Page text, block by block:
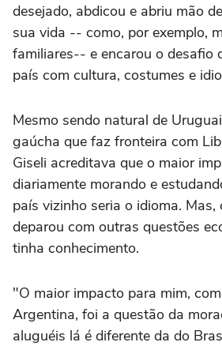
desejado, abdicou e abriu mão
sua vida -- como, por exemplo,
familiares-- e encarou o desafio
país com cultura, costumes e
Mesmo sendo natural de
gaúcha que faz fronteira com
Giseli acreditava que o maior
diariamente morando e
país vizinho seria o idioma. Mas,
deparou com outras questões
tinha conhecimento.
"O maior impacto para mim,
Argentina, foi a questão da
aluguéis lá é diferente da do